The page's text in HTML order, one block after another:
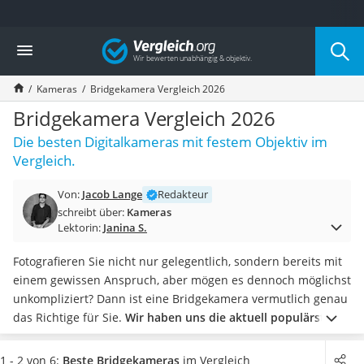
Die beliebtesten Vergleiche nach Kategorie
Elektronik
Powerstation
Monitor 32 Zoll 4K
Fernseher
Drucker
Desktop-PC
Monitor
Laser-Multifunktionsdrucker
Powerline-Adapter
Gaming-PC
Soundbar
17-Zoll-Laptop
Satellitenschüssel
Gaming-Headset
Schnurloses Telefon
Vergleich
Kameras Bridgekamera Vergleich 2026
Bridgekamera Vergleich 2026
Die besten Digitalkameras mit festem Objektiv im
Vergleich.
Von: Jacob Lange
Redakteur
schreibt über: Kameras
Lektorin: Janina S.
Fotografieren Sie nicht nur gelegentlich, sondern bereits mit
einem gewissen Anspruch, aber mögen es dennoch möglichst
unkompliziert? Dann ist eine Bridgekamera vermutlich genau
das Richtige für Sie. Wir haben uns die aktuell populärsten
Modelle genau angesehenund präsentieren Ihnen diese in
unserer Test- und Vergleichstabelle. Zwar ist die
1 - 2 von 6: Beste Bridgekameras im Vergleich